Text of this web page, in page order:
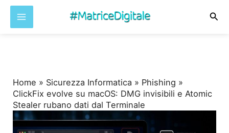
Home » Sicurezza Informatica » Phishing »
ClickFix evolve su macOS: DMG invisibili e Atomic
Stealer rubano dati dal Terminale